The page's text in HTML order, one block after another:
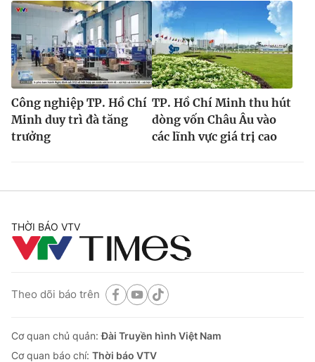
Công nghiệp TP. Hồ Chí
Minh duy trì đà tăng
trưởng
TP. Hồ Chí Minh thu hút
dòng vốn Châu Âu vào
các lĩnh vực giá trị cao
THỜI BÁO VTV
Theo dõi báo trên
Cơ quan chủ quản:Đài Truyền hình Việt Nam
Cơ quan báo chí: Thời báo VTV